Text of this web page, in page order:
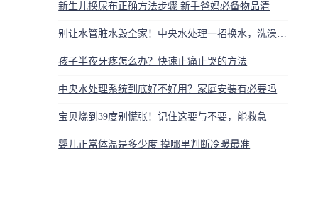
孩子半夜牙疼怎么办？快速止痛止哭的方法
中央水处理系统到底好不好用？家庭安装有必要吗
宝贝烧到39度别慌张！记住这要与不要，能救急
婴儿正常体温是多少度 摸哪里判断冷暖最准